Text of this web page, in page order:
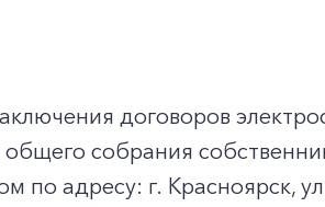
договоров
собрания
по адресу: г. Красноярск,